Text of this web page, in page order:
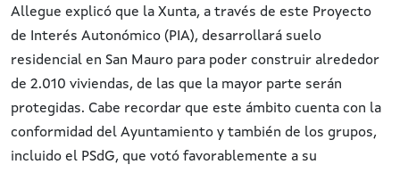
Allegue explicó que la Xunta, a través de este Proyecto
de Interés Autonómico (PIA), desarrollará suelo
residencial en San Mauro para poder construir alrededor
de 2.010 viviendas, de las que la mayor parte serán
protegidas. Cabe recordar que este ámbito cuenta con la
conformidad del Ayuntamiento y también de los grupos,
incluido el PSdG, que votó favorablemente a su